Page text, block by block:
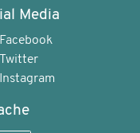
Media
Facebook
Twitter
Instagram